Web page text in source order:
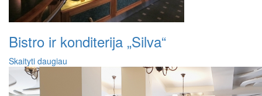
Bistro ir konditerija „Silva“
Skaityti daugiau